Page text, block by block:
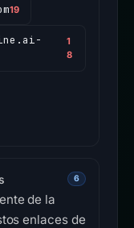
19
1
8
6
de la
enlaces de